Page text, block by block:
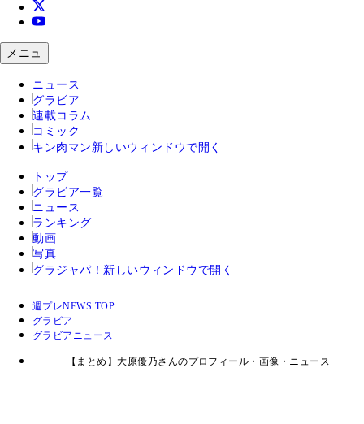
メニュ
ニュース
グラビア
連載コラム
コミック
キン肉マン 新しいウィンドウで開く
トップ
グラビア一覧
ニュース
ランキング
動画
写真
グラジャパ！ 新しいウィンドウで開く
週プレNEWS TOP
グラビア
グラビアニュース
【まとめ】大原優乃さんのプロフィール・画像・ニュース